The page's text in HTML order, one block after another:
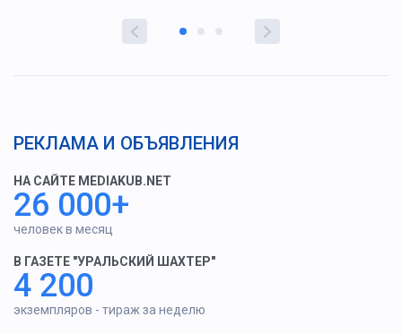
РЕКЛАМА И ОБЪЯВЛЕНИЯ
НА САЙТЕ MEDIAKUB.NET
26 000+
человек в месяц
В ГАЗЕТЕ "УРАЛЬСКИЙ ШАХТЕР"
4 200
экземпляров - тираж за неделю